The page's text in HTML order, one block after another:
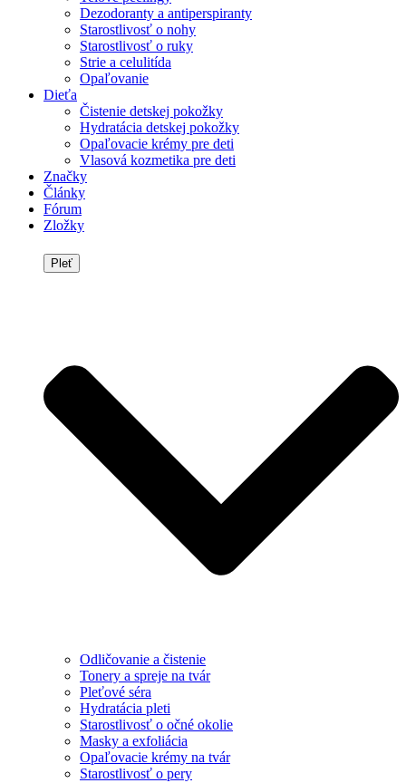
Dezodoranty a antiperspiranty
Starostlivosť o nohy
Starostlivosť o ruky
Strie a celulitída
Opaľovanie
Dieťa
Čistenie detskej pokožky
Hydratácia detskej pokožky
Opaľovacie krémy pre deti
Vlasová kozmetika pre deti
Značky
Články
Fórum
Zložky
Pleť
Odličovanie a čistenie
Tonery a spreje na tvár
Pleťové séra
Hydratácia pleti
Starostlivosť o očné okolie
Masky a exfoliácia
Opaľovacie krémy na tvár
Starostlivosť o pery